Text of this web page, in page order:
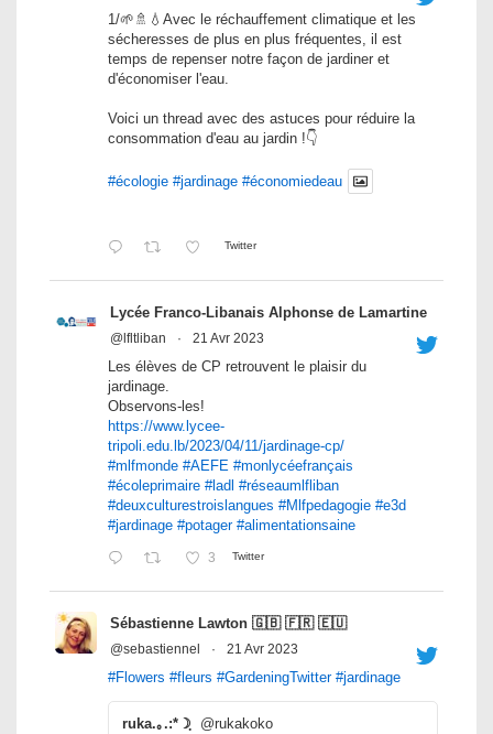
1/🌱🚿💧Avec le réchauffement climatique et les
sécheresses de plus en plus fréquentes, il est
temps de repenser notre façon de jardiner et
d'économiser l'eau.
Voici un thread avec des astuces pour réduire la
consommation d'eau au jardin !👇
#écologie #jardinage #économiedeau
Twitter
Lycée Franco-Libanais Alphonse de Lamartine
@lfltliban · 21 Avr 2023
Les élèves de CP retrouvent le plaisir du
jardinage.
Observons-les!
https://www.lycee-
tripoli.edu.lb/2023/04/11/jardinage-cp/
#mlfmonde #AEFE #monlycéefrançais
#écoleprimaire #ladl #réseaumlfliban
#deuxculturestroislangues #Mlfpedagogie #e3d
#jardinage #potager #alimentationsaine
3 Twitter
Sébastienne Lawton 🇬🇧 🇫🇷 🇪🇺
@sebastiennel · 21 Avr 2023
#Flowers #fleurs #GardeningTwitter #jardinage
ruka.｡.:*☽ฺ @rukakoko